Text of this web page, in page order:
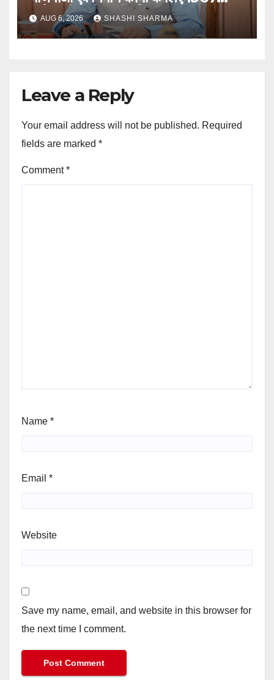
करोड़ की वित्तीय स्वीकृति
AUG 6, 2026 SHASHI SHARMA
Leave a Reply
Your email address will not be published. Required
fields are marked *
Comment*
Name *
Email *
Website
Save my name, email, and website in this browser for
the next time I comment.